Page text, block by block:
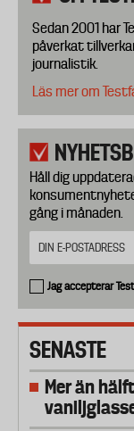
Sedan 2001 har
påverkat
journalistik.
Läs mer om
Håll dig
gång i månaden.
Jag accepterar
SENASTE
Mer än